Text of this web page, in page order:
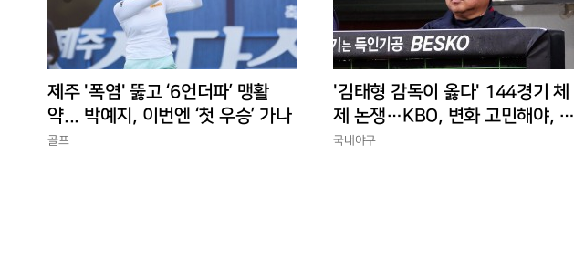
제주 '폭염' 뚫고 ‘6언더파’ 맹활
약... 박예지, 이번엔 ‘첫 우승’ 가나
골프
'김태형 감독이 옳다' 144경기 체
제 논쟁…KBO, 변화 고민해야, 환
경에 맞는 경기 수가 바람직
국내야구